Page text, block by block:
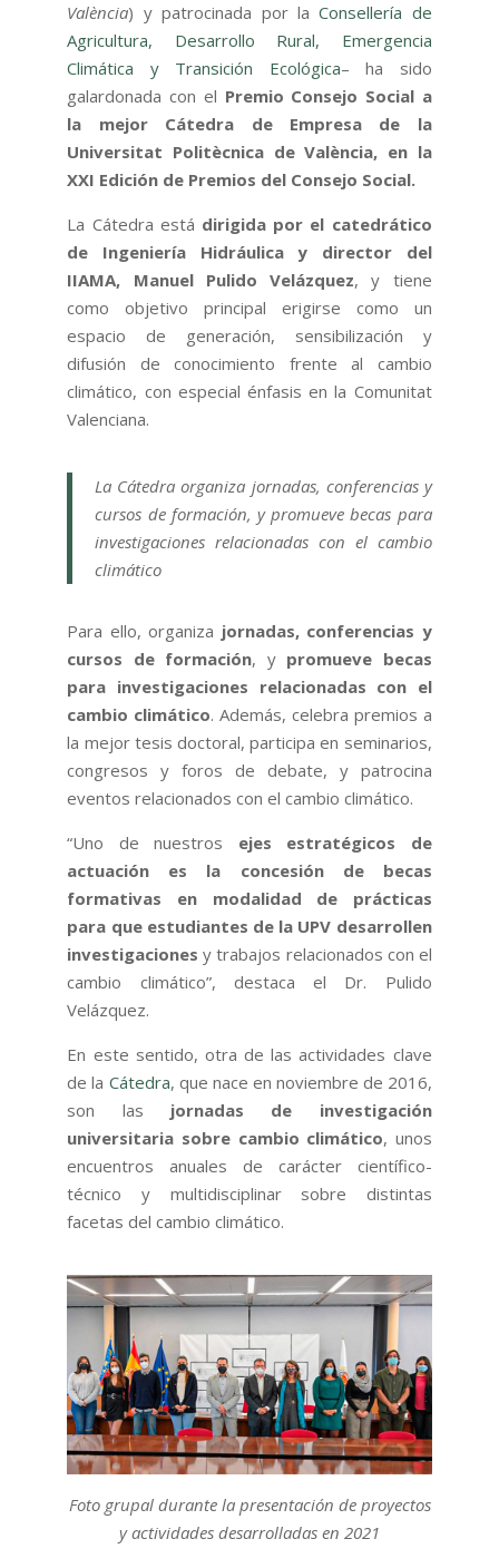
València) y patrocinada por laConsellería de
Agricultura, Desarrollo Rural, Emergencia
Climática y Transición Ecológica– ha sido
galardonada con el Premio Consejo Social a
la mejor Cátedra de Empresa de la
Universitat Politècnica de València, en la
XXI Edición de Premios del Consejo Social.
La Cátedra está dirigida por el catedrático
de Ingeniería Hidráulica y director del
IIAMA, Manuel Pulido Velázquez, y tiene
como objetivo principal erigirse como un
espacio de generación, sensibilización y
difusión de conocimiento frente al cambio
climático, con especial énfasis en la Comunitat
Valenciana.
La Cátedra organiza jornadas, conferencias y
cursos de formación, y promueve becas para
investigaciones relacionadas con el cambio
climático
Para ello, organiza jornadas, conferencias y
cursos de formación, y promueve becas
para investigaciones relacionadas con el
cambio climático. Además, celebra premios a
la mejor tesis doctoral, participa en seminarios,
congresos y foros de debate, y patrocina
eventos relacionados con el cambio climático.
“Uno de nuestros ejes estratégicos de
actuación es la concesión de becas
formativas en modalidad de prácticas
para que estudiantes de la UPV desarrollen
investigaciones y trabajos relacionados con el
cambio climático”, destaca el Dr. Pulido
Velázquez.
En este sentido, otra de las actividades clave
de la Cátedra, que nace en noviembre de 2016,
son las jornadas de investigación
universitaria sobre cambio climático, unos
encuentros anuales de carácter científico-
técnico y multidisciplinar sobre distintas
facetas del cambio climático.
Foto grupal durante la presentación de proyectos
y actividades desarrolladas en 2021